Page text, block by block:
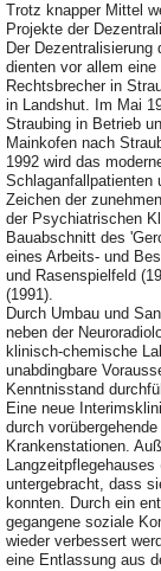
Trotz knapper Mittel
Projekte der
Der
dienten vor allem
Rechtsbrecher in
in Landshut. Im Mai
Straubing in Betrieb
Mainkofen nach
1992 wird das
Schlaganfallpatienten
Zeichen der
der Psychiatrischen
Bauabschnitt des
eines Arbeits- und
und Rasenspielfeld
(1991).
Durch Umbau und
neben der
klinisch-chemische
unabdingbare
Kenntnisstand
Eine neue
durch
Krankenstationen.
untergebracht, dass
konnten. Durch ein
gegangene soziale
wieder verbessert
eine Entlassung aus